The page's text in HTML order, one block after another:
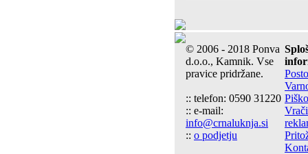
© 2006 - 2018 Ponva
d.o.o., Kamnik. Vse
pravice pridržane.
:: telefon: 0590 31220
:: e-mail:
info@crnaluknja.si
:: o podjetju